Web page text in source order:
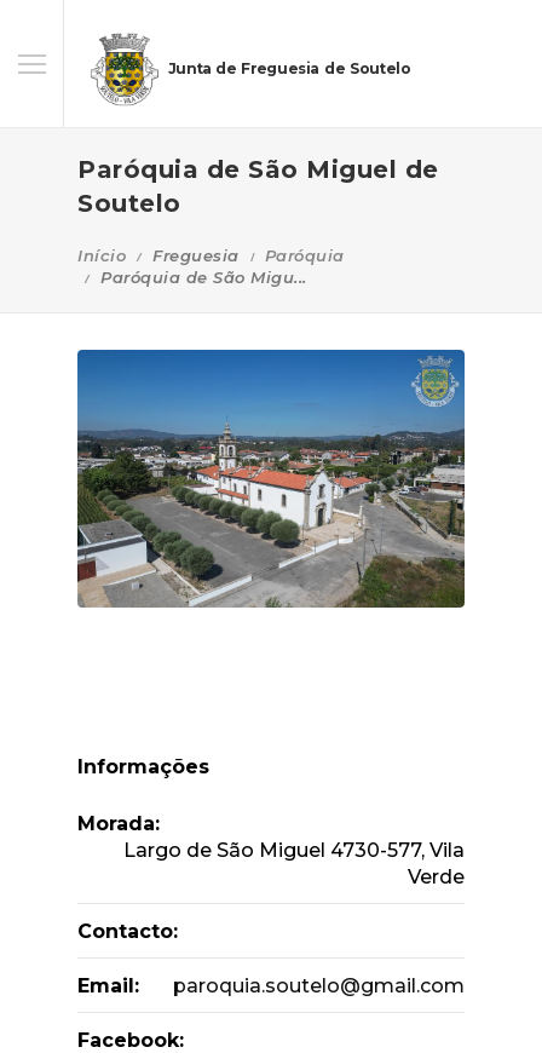
Junta de Freguesia de Soutelo
Paróquia de São Miguel de
Soutelo
Início Freguesia
Paróquia
Paróquia de São Migu...
Informações
Morada:
Largo de São Miguel 4730-577, Vila
Verde
Contacto:
Email: paroquia.soutelo@gmail.com
Facebook: